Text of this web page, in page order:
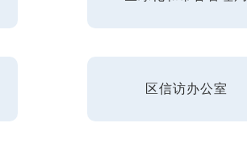
区信访办公室